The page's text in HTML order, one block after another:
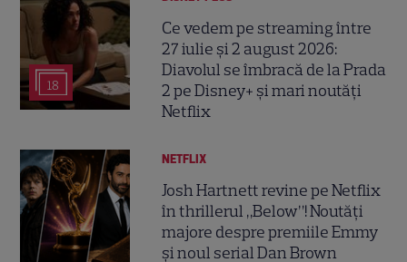
18
Ce vedem pe streaming între
27 iulie și 2 august 2026:
Diavolul se îmbracă de la Prada
2 pe Disney+ și mari noutăți
Netflix
NETFLIX
Josh Hartnett revine pe Netflix
în thrillerul „Below”! Noutăți
majore despre premiile Emmy
și noul serial Dan Brown